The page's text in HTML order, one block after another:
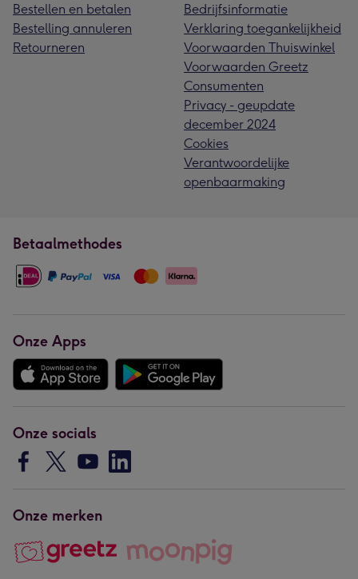
Bestellen en betalen
Bestelling annuleren
Retourneren
Bedrijfsinformatie
Verklaring toegankelijkheid
Voorwaarden Thuiswinkel
Voorwaarden Greetz
Consumenten
Privacy - geupdate
december 2024
Cookies
Verantwoordelijke
openbaarmaking
Betaalmethodes
Onze Apps
Onze socials
Onze merken